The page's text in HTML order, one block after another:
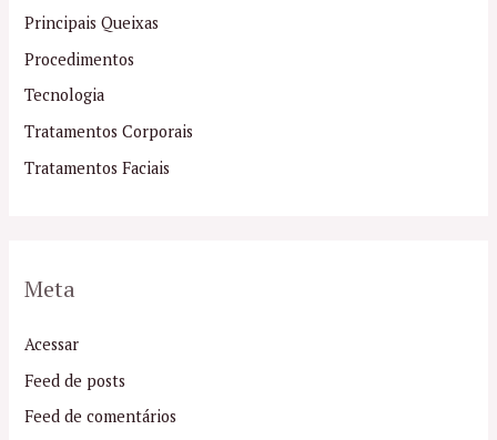
Principais Queixas
Procedimentos
Tecnologia
Tratamentos Corporais
Tratamentos Faciais
Meta
Acessar
Feed de posts
Feed de comentários